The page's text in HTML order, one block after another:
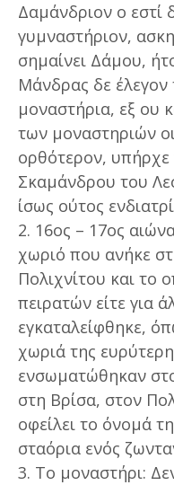
Δαμάνδριον ο εστί
γυμναστήριον,
σημαίνει Δάμου,
Μάνδρας δε έλεγον
μοναστήρια, εξ ου
των μοναστηριών
ορθότερον, υπήρχε
Σκαμάνδρου του
ίσως ούτος
2. 16ος – 17ος
χωριό που ανήκε
Πολιχνίτου και το
πειρατών είτε για
εγκαταλείφθηκε,
χωριά της
ενσωματώθηκαν
στη Βρίσα, στον
οφείλει το όνομά
σταόρια ενός
3. Το μοναστήρι: